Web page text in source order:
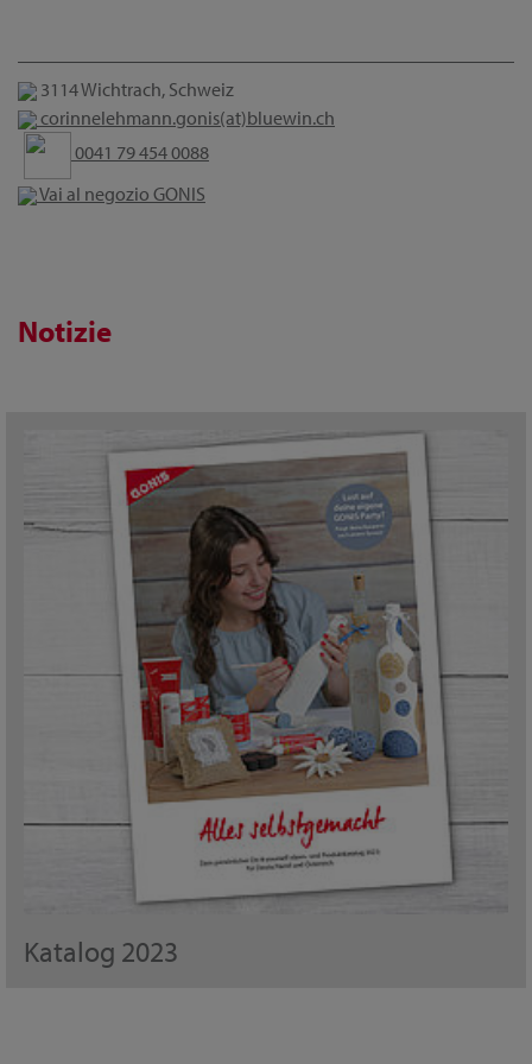
3114 Wichtrach, Schweiz
corinnelehmann.gonis(at)bluewin.ch
0041 79 454 0088
Vai al negozio GONIS
Notizie
Katalog 2023